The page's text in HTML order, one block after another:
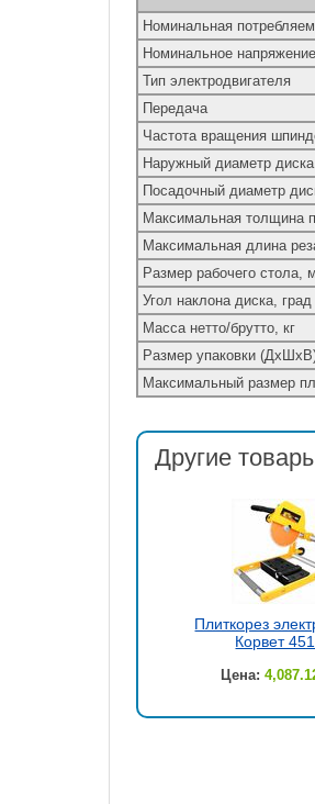
Номинальная
Номинальное
Тип электродвигателя
Передача
Частота вращения
Наружный диаметр
Посадочный диаметр
Максимальная толщина
Максимальная длина
Размер рабочего стола,
Угол наклона диска, град
Масса нетто/брутто, кг
Размер упаковки
Максимальный размер
Другие
Плиткорез
Корвет
Цена: